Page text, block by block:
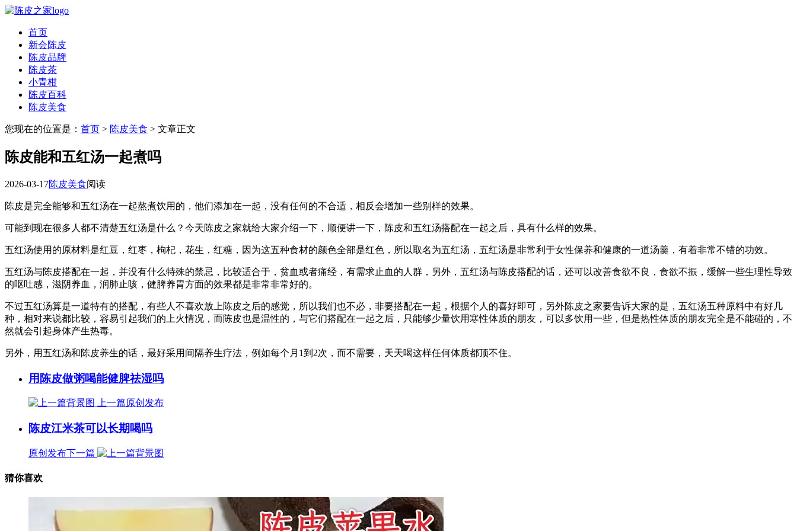
首页
新会陈皮
陈皮品牌
陈皮茶
小青柑
陈皮百科
陈皮美食
您现在的位置是： 首页 > 陈皮美食 > 文章正文
陈皮能和五红汤一起煮吗
2026-03-17陈皮美食阅读
陈皮是完全能够和五红汤在一起熬煮饮用的，他们添加在一起，没有任何的不合适，相反会增加一些别样的效果。
可能到现在很多人都不清楚五红汤是什么？今天陈皮之家就给大家介绍一下，顺便讲一下，陈皮和五红汤搭配在一起之后，具有什么样的效果。
五红汤使用的原材料是红豆，红枣，枸杞，花生，红糖，因为这五种食材的颜色全部是红色，所以取名为五红汤，五红汤是非常利于女性保养和健康的一道汤羹，有着非常不错的功效。
五红汤与陈皮搭配在一起，并没有什么特殊的禁忌，比较适合于，贫血或者痛经，有需求止血的人群，另外，五红汤与陈皮搭配的话，还可以改善食欲不良，食欲不振，缓解一些生理性导致
的呕吐感，滋阴养血，润肺止咳，健脾养胃方面的效果都是非常非常好的。
不过五红汤算是一道特有的搭配，有些人不喜欢放上陈皮之后的感觉，所以我们也不必，非要搭配在一起，根据个人的喜好即可，另外陈皮之家要告诉大家的是，五红汤五种原料中有好几
种，相对来说都比较，容易引起我们的上火情况，而陈皮也是温性的，与它们搭配在一起之后，只能够少量饮用寒性体质的朋友，可以多饮用一些，但是热性体质的朋友完全是不能碰的，不
然就会引起身体产生热毒。
另外，用五红汤和陈皮养生的话，最好采用间隔养生疗法，例如每个月1到2次，而不需要，天天喝这样任何体质都顶不住。
用陈皮做粥喝能健脾祛湿吗
上一篇原创发布
陈皮江米茶可以长期喝吗
原创发布下一篇
猜你喜欢